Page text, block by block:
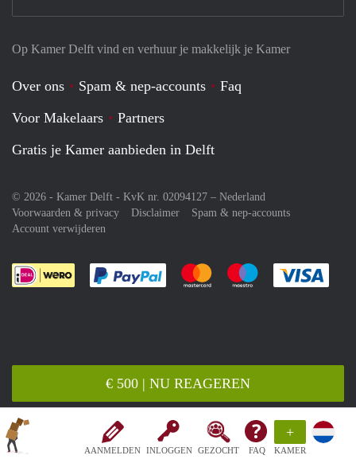
AANMELDEN INLOGGEN GEZOCHT FAQ
+
KAMER
€ 500 | NU REAGEREN
Op Kamer Delft vind en verhuur je makkelijk je Kamer
Over ons Spam & nep-accounts
Faq
Voor Makelaars
Partners
Gratis je Kamer aanbieden in Delft
© 2026 - Kamer Delft - KvK nr. 02094127 – Nederland
Voorwaarden & privacy
Disclaimer
Spam & nep-accounts
Account verwijderen
Je rekent gemakkelijk af met Paypal
Je rekent gemakkelijk af met
Je rekent